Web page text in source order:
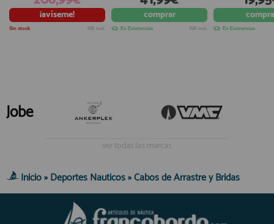
¡avíseme!
Sin stock IVA incl.
comprar
En Existencias IVA incl. En Existencias
Jobe
ver todas las marcas
Inicio»Deportes Nauticos»Cabos de Arrastre y Bridas